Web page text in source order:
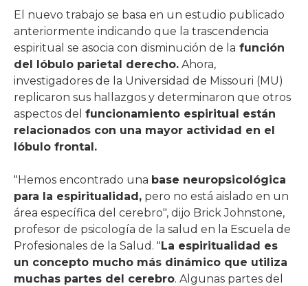
El nuevo trabajo se basa en un estudio publicado
anteriormente indicando que la trascendencia
espiritual se asocia con disminución de la función
del lóbulo parietal derecho. Ahora,
investigadores de la Universidad de Missouri (MU)
replicaron sus hallazgos y determinaron que otros
aspectos del funcionamiento espiritual están
relacionados con una mayor actividad en el
lóbulo frontal.
"Hemos encontrado una base neuropsicológica
para la espiritualidad, pero no está aislado en un
área específica del cerebro", dijo Brick Johnstone,
profesor de psicología de la salud en la Escuela de
Profesionales de la Salud. "La espiritualidad es
un concepto mucho más dinámico que utiliza
muchas partes del cerebro. Algunas partes del